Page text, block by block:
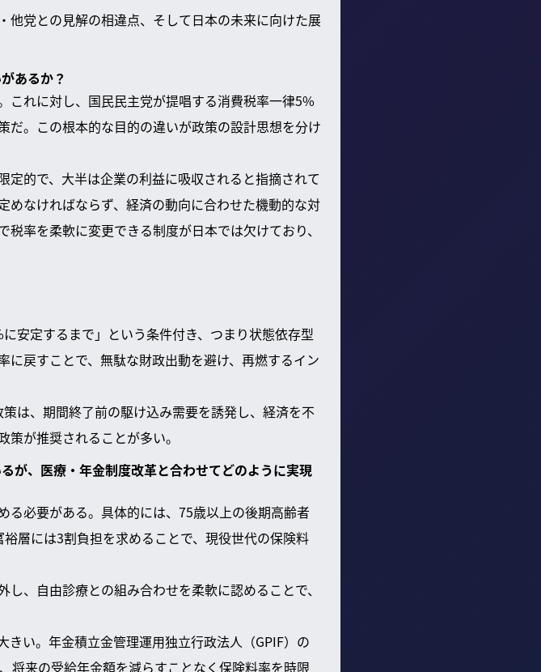
党との見解の相違点、そして日本の未来に向けた展
あるか？
これに対し、国民民主党が提唱する消費税率一律5%
。この根本的な目的の違いが政策の設計思想を分け
的で、大半は企業の利益に吸収されると指摘されて
めなければならず、経済の動向に合わせた機動的な対
率を柔軟に変更できる制度が日本では欠けており、
安定するまで」という条件付き、つまり状態依存型
戻すことで、無駄な財政出動を避け、再燃するイン
は、期間終了前の駆け込み需要を誘発し、経済を不
が推奨されることが多い。
が、医療・年金制度改革と合わせてどのように実現
る必要がある。具体的には、75歳以上の後期高齢者
層には3割負担を求めることで、現役世代の保険料
、自由診療との組み合わせを柔軟に認めることで、
い。年金積立金管理運用独立行政法人（GPIF）の
将来の受給年金額を減らすことなく保険料率を時限